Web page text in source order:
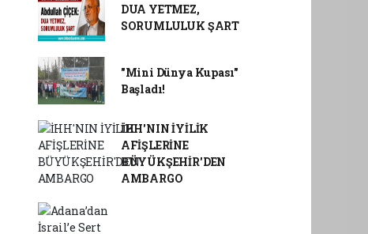
DUA YETMEZ,
SORUMLULUK ŞART
"Mini Dünya Kupası"
Başladı!
İHH'NIN İYİLİK
AFİŞLERİNE
BÜYÜKŞEHİR'DEN
AMBARGO